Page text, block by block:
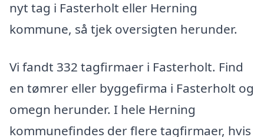
nyt tag i Fasterholt eller Herning
kommune, så tjek oversigten herunder.
Vi fandt 332 tagfirmaer i Fasterholt. Find
en tømrer eller byggefirma i Fasterholt og
omegn herunder. I hele Herning
kommunefindes der flere tagfirmaer, hvis